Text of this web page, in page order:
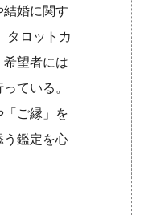
結婚に関す
タロットカ
希望者には
ている。
ご縁」を
う鑑定を心